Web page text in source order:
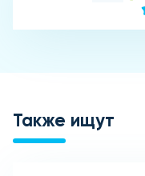
Также ищут